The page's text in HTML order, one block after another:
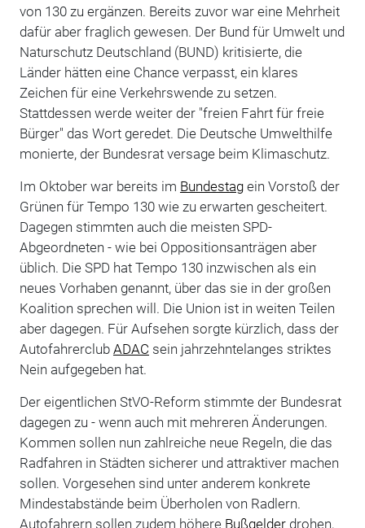
von 130 zu ergänzen. Bereits zuvor war eine Mehrheit
dafür aber fraglich gewesen. Der Bund für Umwelt und
Naturschutz Deutschland (BUND) kritisierte, die
Länder hätten eine Chance verpasst, ein klares
Zeichen für eine Verkehrswende zu setzen.
Stattdessen werde weiter der "freien Fahrt für freie
Bürger" das Wort geredet. Die Deutsche Umwelthilfe
monierte, der Bundesrat versage beim Klimaschutz.
Im Oktober war bereits im Bundestagein Vorstoß der
Grünen für Tempo 130 wie zu erwarten gescheitert.
Dagegen stimmten auch die meisten SPD-
Abgeordneten - wie bei Oppositionsanträgen aber
üblich. Die SPD hat Tempo 130 inzwischen als ein
neues Vorhaben genannt, über das sie in der großen
Koalition sprechen will. Die Union ist in weiten Teilen
aber dagegen. Für Aufsehen sorgte kürzlich, dass der
Autofahrerclub ADAC sein jahrzehntelanges striktes
Nein aufgegeben hat.
Der eigentlichen StVO-Reform stimmte der Bundesrat
dagegen zu - wenn auch mit mehreren Änderungen.
Kommen sollen nun zahlreiche neue Regeln, die das
Radfahren in Städten sicherer und attraktiver machen
sollen. Vorgesehen sind unter anderem konkrete
Mindestabstände beim Überholen von Radlern.
Autofahrern sollen zudem höhere Bußgelderdrohen,